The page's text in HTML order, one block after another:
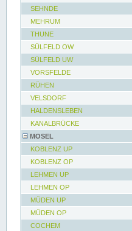
SEHNDE
MEHRUM
THUNE
SÜLFELD OW
SÜLFELD UW
VORSFELDE
RÜHEN
VELSDORF
HALDENSLEBEN
KANALBRÜCKE
MOSEL
KOBLENZ UP
KOBLENZ OP
LEHMEN UP
LEHMEN OP
MÜDEN UP
MÜDEN OP
COCHEM